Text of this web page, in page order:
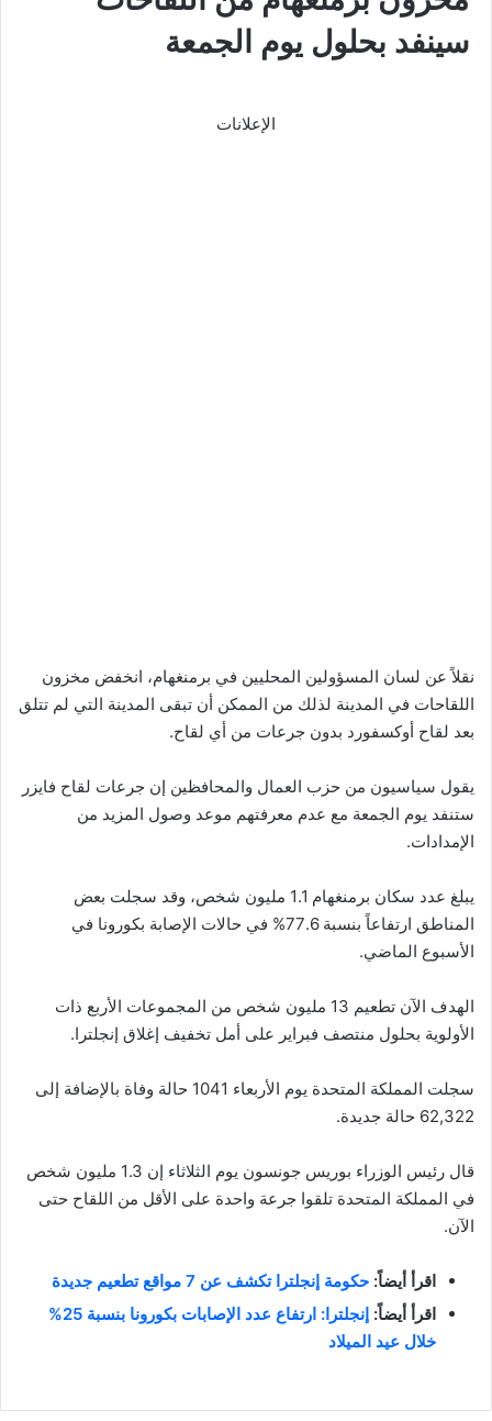
سينفد بحلول يوم الجمعة
الإعلانات
نقلاً عن لسان المسؤولين المحليين في برمنغهام، انخفض مخزون
اللقاحات في المدينة لذلك من الممكن أن تبقى المدينة التي لم تتلق
بعد لقاح أوكسفورد بدون جرعات من أي لقاح.
يقول سياسيون من حزب العمال والمحافظين إن جرعات لقاح فايزر
ستنفد يوم الجمعة مع عدم معرفتهم موعد وصول المزيد من
الإمدادات.
يبلغ عدد سكان برمنغهام 1.1 مليون شخص، وقد سجلت بعض
المناطق ارتفاعاً بنسبة 77.6% في حالات الإصابة بكورونا في
الأسبوع الماضي.
الهدف الآن تطعيم 13 مليون شخص من المجموعات الأربع ذات
الأولوية بحلول منتصف فبراير على أمل تخفيف إغلاق إنجلترا.
سجلت المملكة المتحدة يوم الأربعاء 1041 حالة وفاة بالإضافة إلى
62,322 حالة جديدة.
قال رئيس الوزراء بوريس جونسون يوم الثلاثاء إن 1.3 مليون شخص
في المملكة المتحدة تلقوا جرعة واحدة على الأقل من اللقاح حتى
الآن.
اقرأ أيضاً: حكومة إنجلترا تكشف عن 7 مواقع تطعيم جديدة
اقرأ أيضاً:
إنجلترا: ارتفاع عدد الإصابات بكورونا بنسبة 25%
خلال عيد الميلاد